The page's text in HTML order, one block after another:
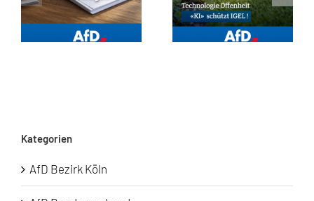
Kategorien
AfD Bezirk Köln